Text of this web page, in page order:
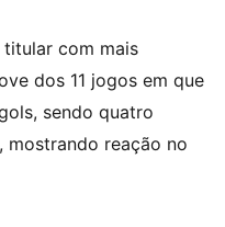
com mais
dos 11 jogos em que
sendo quatro
mostrando reação no